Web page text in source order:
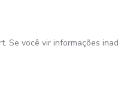
Se você vir informações